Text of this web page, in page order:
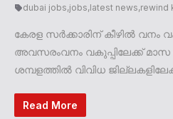
dubai jobs,jobs,latest news,rewind
കേരള സർക്കാരിന് കീഴിൽ
അവസരംവനം വകുപ്പിലേക്ക് മാസ
ശമ്പളത്തിൽ വിവിധ
Read More